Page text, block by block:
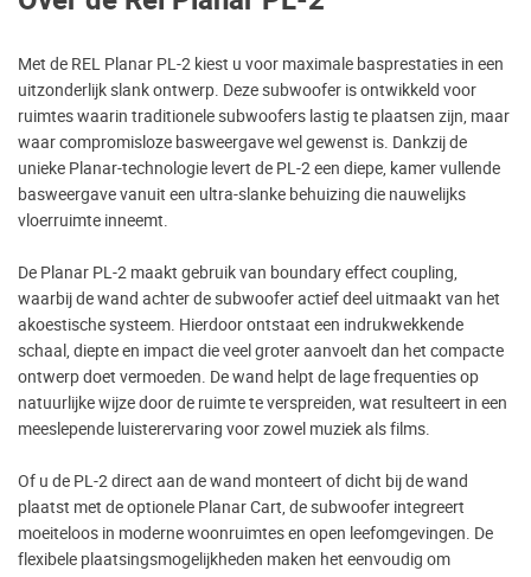
Met de REL Planar PL-2 kiest u voor maximale basprestaties in een
uitzonderlijk slank ontwerp. Deze subwoofer is ontwikkeld voor
ruimtes waarin traditionele subwoofers lastig te plaatsen zijn, maar
waar compromisloze basweergave wel gewenst is. Dankzij de
unieke Planar-technologie levert de PL-2 een diepe, kamer vullende
basweergave vanuit een ultra-slanke behuizing die nauwelijks
vloerruimte inneemt.
De Planar PL-2 maakt gebruik van boundary effect coupling,
waarbij de wand achter de subwoofer actief deel uitmaakt van het
akoestische systeem. Hierdoor ontstaat een indrukwekkende
schaal, diepte en impact die veel groter aanvoelt dan het compacte
ontwerp doet vermoeden. De wand helpt de lage frequenties op
natuurlijke wijze door de ruimte te verspreiden, wat resulteert in een
meeslepende luisterervaring voor zowel muziek als films.
Of u de PL-2 direct aan de wand monteert of dicht bij de wand
plaatst met de optionele Planar Cart, de subwoofer integreert
moeiteloos in moderne woonruimtes en open leefomgevingen. De
flexibele plaatsingsmogelijkheden maken het eenvoudig om